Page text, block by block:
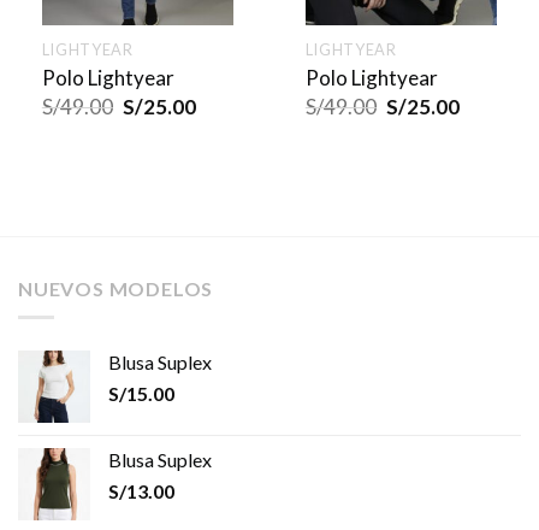
LIGHTYEAR
Polo Lightyear
S/49.00 S/25.00
LIGHTYEAR
Polo Lightyear
S/49.00 S/25.00
NUEVOS MODELOS
Blusa Suplex
S/15.00
Blusa Suplex
S/13.00